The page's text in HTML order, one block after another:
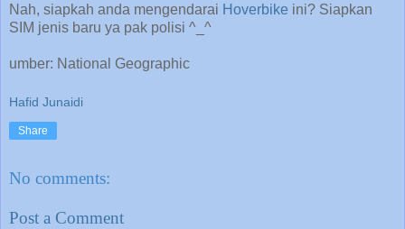
Nah, siapkah anda mengendarai Hoverbike ini? Siapkan
SIM jenis baru ya pak polisi ^_^
umber: National Geographic
Hafid Junaidi
Share
No comments:
Post a Comment